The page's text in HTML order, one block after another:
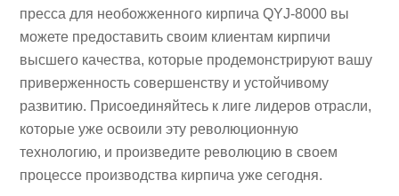
пресса для необожженного кирпича QYJ-8000 вы
можете предоставить своим клиентам кирпичи
высшего качества, которые продемонстрируют вашу
приверженность совершенству и устойчивому
развитию. Присоединяйтесь к лиге лидеров отрасли,
которые уже освоили эту революционную
технологию, и произведите революцию в своем
процессе производства кирпича уже сегодня.